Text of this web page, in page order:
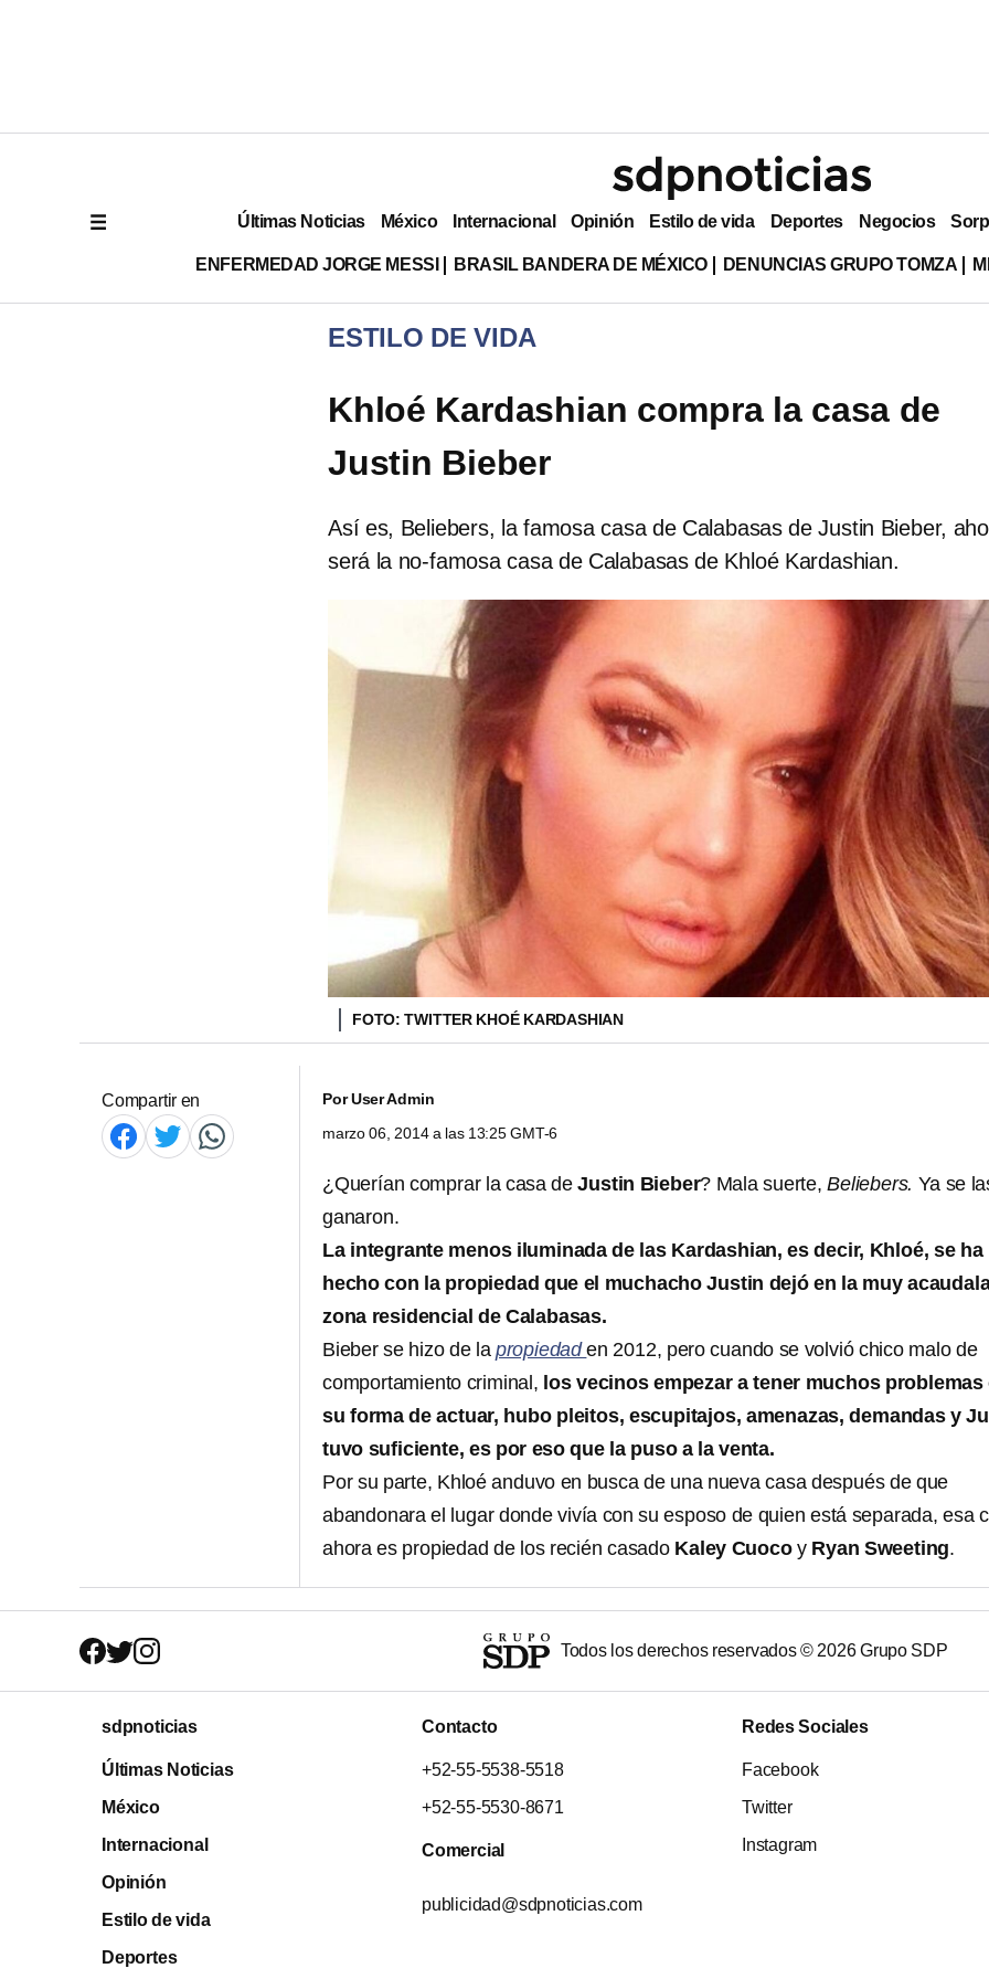
Últimas Noticias México Internacional Opinión Estilo de vida Deportes Negocios
ENFERMEDAD JORGE MESSI BRASIL BANDERA DE MÉXICO DENUNCIAS GRUPO TOMZA
ESTILO DE VIDA
Khloé Kardashian compra la casa de
Justin Bieber
Así es, Beliebers, la famosa casa de Calabasas de Justin Bieber,
será la no-famosa casa de Calabasas de Khloé Kardashian.
FOTO: TWITTER KHOÉ KARDASHIAN
Compartir en PorUser Admin
marzo 06, 2014 a las 13:25 GMT-6
¿Querían comprar la casa deJustin Bieber? Mala suerte,Beliebers. Ya se
ganaron.
La integrante menos iluminada de las Kardashian, es decir, Khloé, se ha
hecho con la propiedad que el muchacho Justin dejó en la muy
zona residencial de Calabasas.
Bieber se hizo de la propiedad en 2012, pero cuando se volvió chico malo de
comportamiento criminal, los vecinos empezar a tener muchos problemas
su forma de actuar, hubo pleitos, escupitajos, amenazas, demandas y
tuvo suficiente, es por eso que la puso a la venta.
Por su parte, Khloé anduvo en busca de una nueva casa después de que
abandonara el lugar donde vivía con su esposo de quien está separada, esa
ahora es propiedad de los recién casadoKaley CuocoyRyan Sweeting.
Todos los derechos reservados © 2026Grupo SDP
sdpnoticias
Últimas Noticias
México
Internacional
Opinión
Estilo de vida
Deportes
Contacto
+52-55-5538-5518
+52-55-5530-8671
Comercial
publicidad@sdpnoticias.com
Redes Sociales
Facebook
Twitter
Instagram